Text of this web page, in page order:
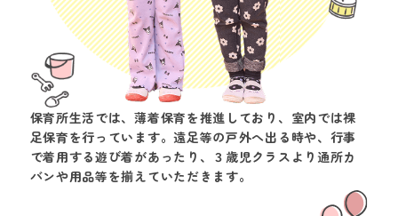
保育所生活では、薄着保育を推進しており、室内では裸
足保育を行っています。遠足等の戸外へ出る時や、行事
で着用する遊び着があったり、３歳児クラスより通所カ
バンや用品等を揃えていただきます。